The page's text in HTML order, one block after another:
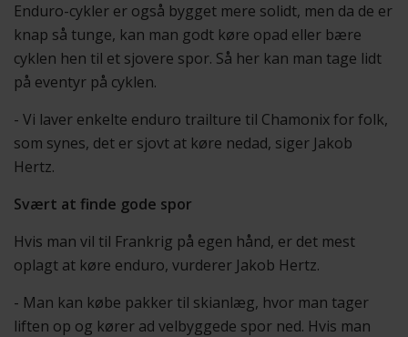
Enduro-cykler er også bygget mere solidt, men da de er
knap så tunge, kan man godt køre opad eller bære
cyklen hen til et sjovere spor. Så her kan man tage lidt
på eventyr på cyklen.
- Vi laver enkelte enduro trailture til Chamonix for folk,
som synes, det er sjovt at køre nedad, siger Jakob
Hertz.
Svært at finde gode spor
Hvis man vil til Frankrig på egen hånd, er det mest
oplagt at køre enduro, vurderer Jakob Hertz.
- Man kan købe pakker til skianlæg, hvor man tager
liften op og kører ad velbyggede spor ned. Hvis man